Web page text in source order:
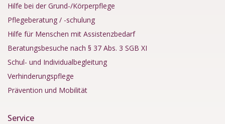
Hilfe bei der Grund-/Körperpflege
Pflegeberatung / -schulung
Hilfe für Menschen mit Assistenzbedarf
Beratungsbesuche nach § 37 Abs. 3 SGB XI
Schul- und Individualbegleitung
Verhinderungspflege
Prävention und Mobilität
Service